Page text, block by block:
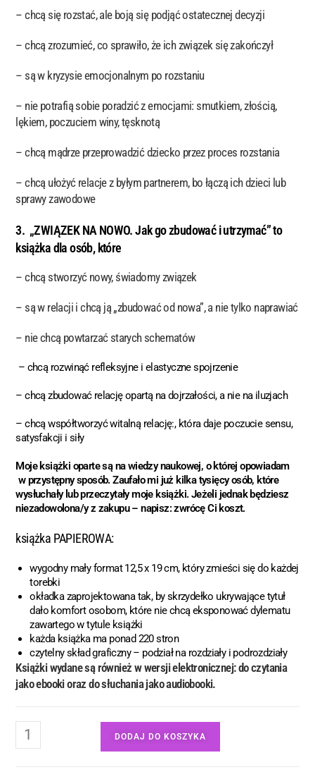
– chcą się rozstać, ale boją się podjąć ostatecznej decyzji
– chcą zrozumieć, co sprawiło, że ich związek się zakończył
– są w kryzysie emocjonalnym po rozstaniu
– nie potrafią sobie poradzić z emocjami: smutkiem, złością,
lękiem, poczuciem winy, tęsknotą
– chcą mądrze przeprowadzić dziecko przez proces rozstania
– chcą ułożyć relacje z byłym partnerem, bo łączą ich dzieci lub
sprawy zawodowe
3. „ZWIĄZEK NA NOWO. Jak go zbudować i utrzymać” to
książka dla osób, które
–chcą stworzyć nowy, świadomy związek
– są w relacji i chcą ją „zbudować od nowa”, a nie tylko naprawiać
– nie chcą powtarzać starych schematów
– chcą rozwinąć refleksyjne i elastyczne spojrzenie
– chcą zbudować relację opartą na dojrzałości, a nie na iluzjach
– chcą współtworzyć witalną relację:, która daje poczucie sensu,
satysfakcji i siły
Moje książki oparte są na wiedzy naukowej, o której opowiadam
w przystępny sposób. Zaufało mi już kilka tysięcy osób, które
wysłuchały lub przeczytały moje książki. Jeżeli jednak będziesz
niezadowolona/y z zakupu – napisz: zwrócę Ci koszt.
książka PAPIEROWA:
wygodny mały format 12,5 x 19 cm, który zmieści się do każdej
torebki
okładka zaprojektowana tak, by skrzydełko ukrywające tytuł
dało komfort osobom, które nie chcą eksponować dylematu
zawartego w tytule książki
każda książka ma ponad 220 stron
czytelny skład graficzny – podział na rozdziały i podrozdziały
Książki wydane są również w wersji elektronicznej: do czytania
jako ebooki oraz do słuchania jako audiobooki.
DODAJ DO KOSZYKA